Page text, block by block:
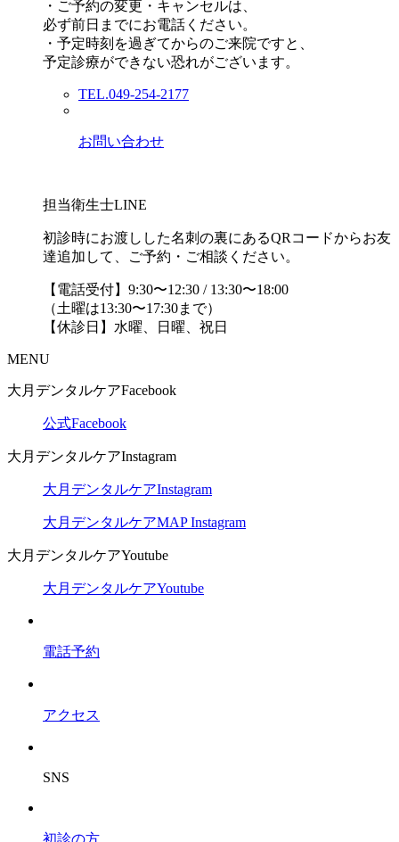
・ご予約の変更・キャンセルは、
必ず前日までにお電話ください。
・予定時刻を過ぎてからのご来院ですと、
予定診療ができない恐れがございます。
TEL.049-254-2177
お問い合わせ
担当衛生士LINE
初診時にお渡しした名刺の裏にあるQRコードからお友
達追加して、ご予約・ご相談ください。
【電話受付】9:30〜12:30 / 13:30〜18:00
（土曜は13:30〜17:30まで）
【休診日】水曜、日曜、祝日
MENU
大月デンタルケアFacebook
公式Facebook
大月デンタルケアInstagram
大月デンタルケアInstagram
大月デンタルケアMAP Instagram
大月デンタルケアYoutube
大月デンタルケアYoutube
電話予約
アクセス
SNS
初診の方